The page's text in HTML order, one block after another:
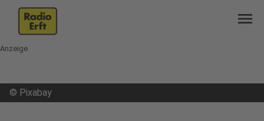
menu
Anzeige
© Pixabay